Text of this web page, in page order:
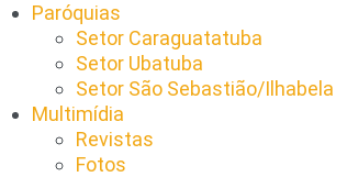
Paróquias
Setor Caraguatatuba
Setor Ubatuba
Setor São Sebastião/Ilhabela
Multimídia
Revistas
Fotos